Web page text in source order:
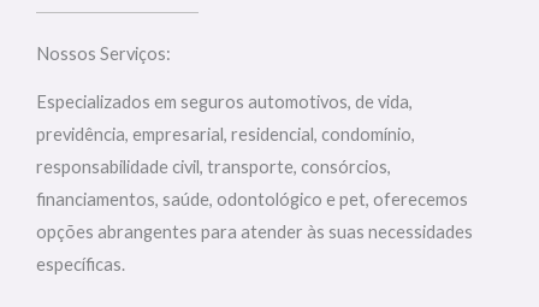
Nossos Serviços:
Especializados em seguros automotivos, de vida,
previdência, empresarial, residencial, condomínio,
responsabilidade civil, transporte, consórcios,
financiamentos, saúde, odontológico e pet, oferecemos
opções abrangentes para atender às suas necessidades
específicas.